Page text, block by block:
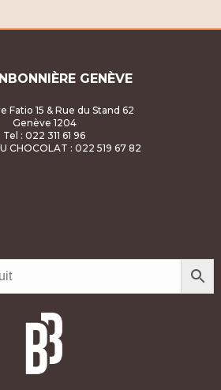
GENÈVE
Fatio 15 & Rue du Stand 62
Genève 1204
Tel : 022 311 61 96
CHOCOLAT : 022 519 67 82